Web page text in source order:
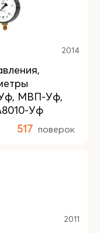
2014
МВП-Уф,
Уф
517 поверок
2011